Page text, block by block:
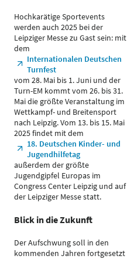
Hochkarätige Sportevents
werden auch 2025 bei der
Leipziger Messe zu Gast sein: mit
dem
Internationalen Deutschen
Turnfest
vom 28. Mai bis 1. Juni und der
Turn-EM kommt vom 26. bis 31.
Mai die größte Veranstaltung im
Wettkampf- und Breitensport
nach Leipzig. Vom 13. bis 15. Mai
2025 findet mit dem
18. Deutschen Kinder- und
Jugendhilfetag
außerdem der größte
Jugendgipfel Europas im
Congress Center Leipzig und auf
der Leipziger Messe statt.
Blick in die Zukunft
Der Aufschwung soll in den
kommenden Jahren fortgesetzt